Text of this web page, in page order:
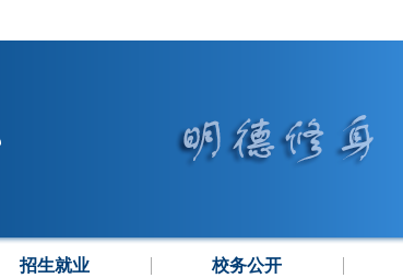
招生就业 校务公开